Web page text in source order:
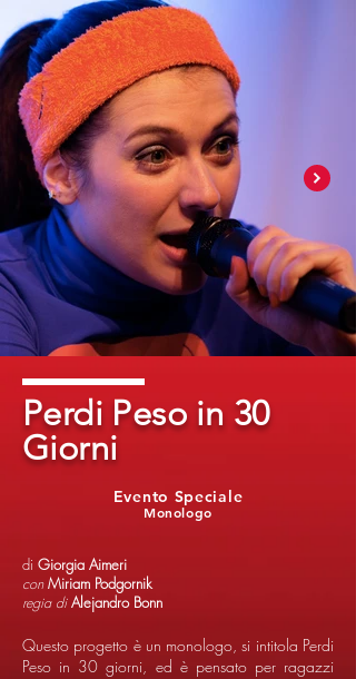
Perdi Peso in 30
Giorni
Monologo
Evento Speciale
di Giorgia Aimeri
con Miriam Podgornik
regia di Alejandro Bonn
Questo progetto è un monologo, si intitola Perdi
Peso in 30 giorni, ed è pensato per ragazzi